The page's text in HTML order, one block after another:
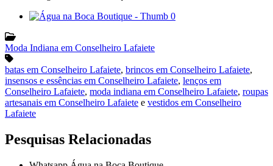
Moda Indiana em Conselheiro Lafaiete
batas em Conselheiro Lafaiete, brincos em Conselheiro Lafaiete,
insensos e essências em Conselheiro Lafaiete, lenços em
Conselheiro Lafaiete, moda indiana em Conselheiro Lafaiete, roupas
artesanais em Conselheiro Lafaiete e vestidos em Conselheiro
Lafaiete
Pesquisas Relacionadas